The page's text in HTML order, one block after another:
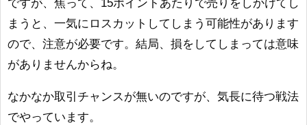
ですが、焦って、15ポイントあたりで売りをしかけてし
まうと、一気にロスカットしてしまう可能性があります
ので、注意が必要です。結局、損をしてしまっては意味
がありませんからね。
なかなか取引チャンスが無いのですが、気長に待つ戦法
でやっています。